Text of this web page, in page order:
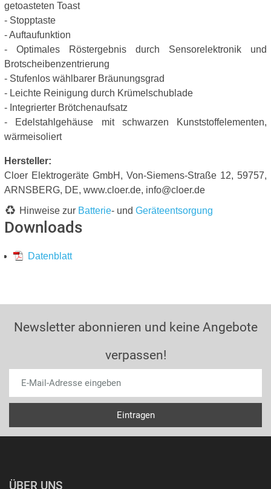
getoasteten Toast
- Stopptaste
- Auftaufunktion
- Optimales Röstergebnis durch Sensorelektronik und
Brotscheibenzentrierung
- Stufenlos wählbarer Bräunungsgrad
- Leichte Reinigung durch Krümelschublade
- Integrierter Brötchenaufsatz
- Edelstahlgehäuse mit schwarzen Kunststoffelementen,
wärmeisoliert
Hersteller:
Cloer Elektrogeräte GmbH, Von-Siemens-Straße 12, 59757,
ARNSBERG, DE, www.cloer.de, info@cloer.de
Hinweise zur Batterie- und Geräteentsorgung
Downloads
Datenblatt
Newsletter abonnieren und keine Angebote
verpassen!
ÜBER UNS